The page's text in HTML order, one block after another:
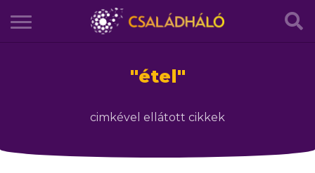
"étel"
cimkével ellátott cikkek